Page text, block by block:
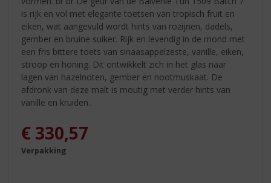
is rijk en vol met elegante toetsen van tropisch fruit en
eiken, wat aangevuld wordt hints van rozijnen, dadels,
gember en bruine suiker. Rijk en levendig in de mond met
een fris bittere toets van sinaasappelzeste, vanille, eiken,
stroop en honing. Dit ontwikkelt zich in het glas naar
lagen van hazelnoten, gember en nootmuskaat. De
afdronk van deze malt is moutig met verder hints van
vanille en kruiden..
€ 330,57
Verpakking